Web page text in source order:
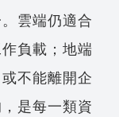
雲端仍適合
負載；地端
不能離開企
是每一類資